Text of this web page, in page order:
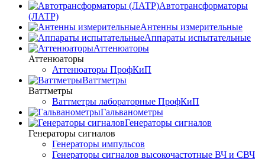
Автотрансформаторы
(ЛАТР)
Антенны измерительные
Аппараты испытательные
Аттенюаторы
Аттенюаторы
Аттенюаторы ПрофКиП
Ваттметры
Ваттметры
Ваттметры лабораторные ПрофКиП
Гальванометры
Генераторы сигналов
Генераторы сигналов
Генераторы импульсов
Генераторы сигналов высокочастотные ВЧ и СВЧ